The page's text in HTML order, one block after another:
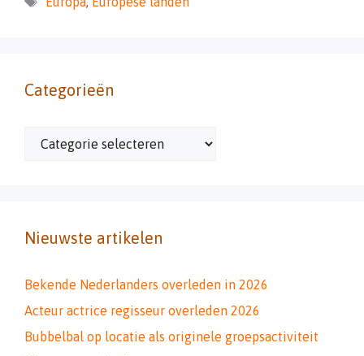
Categorieën
Categorieën
Nieuwste artikelen
Bekende Nederlanders overleden in 2026
Acteur actrice regisseur overleden 2026
Bubbelbal op locatie als originele groepsactiviteit